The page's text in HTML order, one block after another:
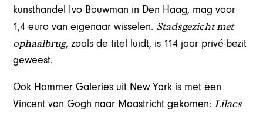
kunsthandel Ivo Bouwman in Den Haag, mag voor
1,4 euro van eigenaar wisselen. Stadsgezicht met
ophaalbrug, zoals de titel luidt, is 114 jaar privé-bezit
geweest.
Ook Hammer Galeries uit New York is met een
Vincent van Gogh naar Maastricht gekomen:Lilacs